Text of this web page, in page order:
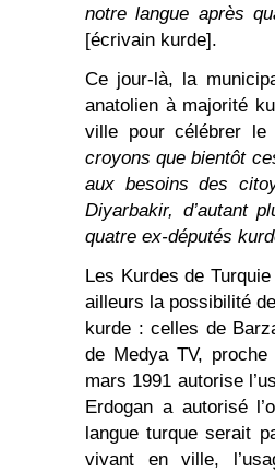
notre langue après
[écrivain kurde].
Ce jour-là, la
anatolien à majorité
ville pour célébrer le
croyons que bientôt
aux besoins des
Diyarbakir, d’autant
quatre ex-députés
Les Kurdes de
ailleurs la possibilité
kurde : celles de
de Medya TV,
mars 1991 autorise
Erdogan a autorisé
langue turque serait
vivant en ville,